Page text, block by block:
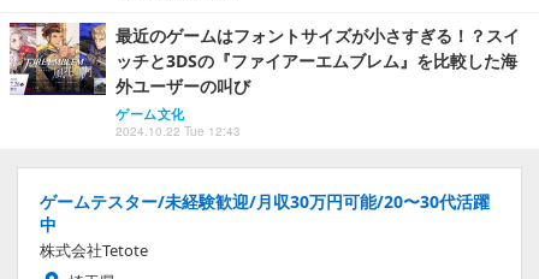
最近のゲームはフォントサイズが小さすぎる！？スイ
ッチと3DSの『ファイアーエムブレム』を比較した海
外ユーザーの叫び
ゲーム文化
2024.10.22 Tue 12:43
ゲームテスター/未経験歓迎/月収30万円可能/20〜30代活躍
中
株式会社Tetote